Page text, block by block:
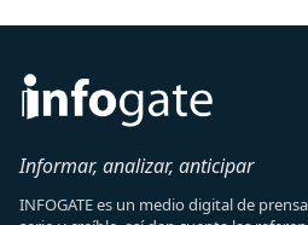
Informar, analizar, anticipar
INFOGATE es un medio digital de